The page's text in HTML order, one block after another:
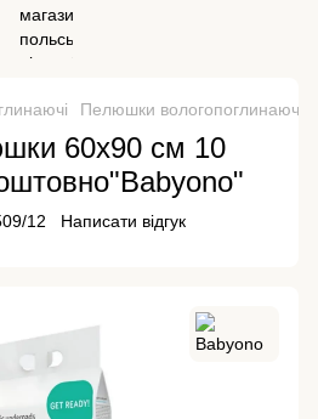
Пелюшки вологопоглинаючі
60x90 см 10
12 Написати відгук